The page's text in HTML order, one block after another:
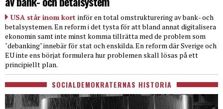
USA står inom kort inför en total omstrukturering av bank- och
betalsystemen. En reform i det tysta för att bland annat digitalisera
ekonomin samt inte minst komma tillrätta med de problem som
"debanking" innebär för stat och enskilda. En reform där Sverige och
EU inte ens börjat formulera hur problemen skall lösas på ett
principiellt plan.
SOCIALDEMOKRATERNAS HISTORIA